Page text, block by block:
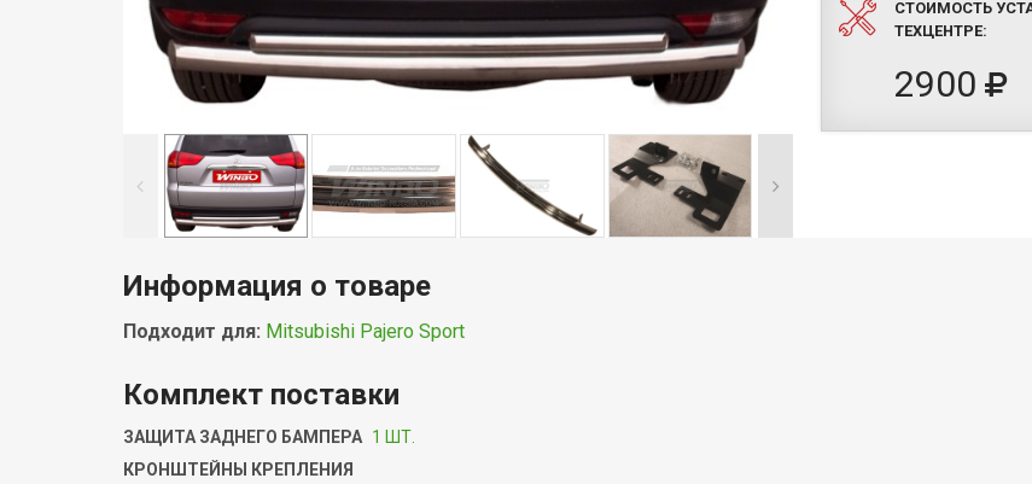
СТОИМОСТЬ
ТЕХЦЕНТРЕ:
2900
Информация о товаре
Подходит для: Mitsubishi Pajero Sport
Комплект поставки
ЗАЩИТА ЗАДНЕГО БАМПЕРА 1 ШТ.
КРОНШТЕЙНЫ КРЕПЛЕНИЯ